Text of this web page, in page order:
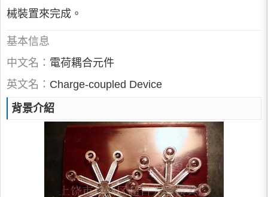
械裝置來完成。
基本信息
中文名： 電荷耦合元件
英文名： Charge-coupled Device
背景介紹